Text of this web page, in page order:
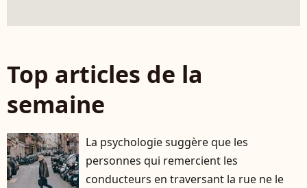
Top articles de la
semaine
La psychologie suggère que les
personnes qui remercient les
conducteurs en traversant la rue ne le